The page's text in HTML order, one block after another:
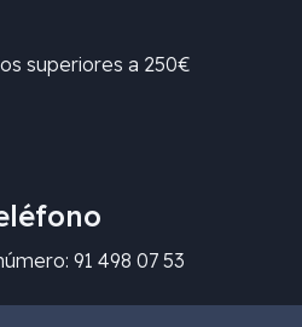
superiores a 250€
91 498 07 53